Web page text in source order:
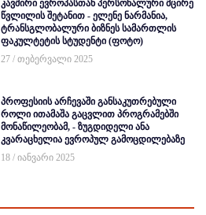
კავშირი ევროპასთან პერსონალური მცირე
წვლილის შეტანით - ელენე ნარმანია,
ტრანსგლობალური ბიზნეს სამართლის
ფაკულტეტის სტუდენტი (ფოტო)
27 / თებერვალი 2025
პროფესიის არჩევაში განსაკუთრებული
როლი ითამაშა გაცვლით პროგრამებში
მონაწილეობამ, - ზუგდიდელი ანა
კვარაცხელია ევროპულ გამოცდილებაზე
18 / იანვარი 2025